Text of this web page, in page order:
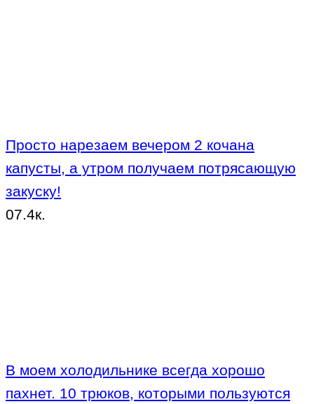
Просто нарезаем вечером 2 кочана
капусты, а утром получаем потрясающую
закуску!
07.4к.
В моем холодильнике всегда хорошо
пахнет. 10 трюков, которыми пользуются